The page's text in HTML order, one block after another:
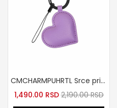
CMCHARMPUHRTL Srce privezak za futrolu lavanda
1,490.00 RSD 2,190.00RSD